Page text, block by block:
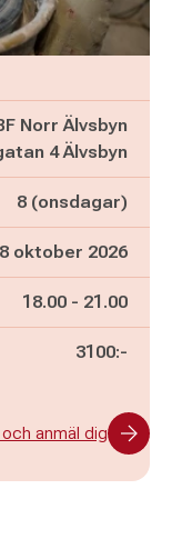
Norr Älvsbyn
4 Älvsbyn
8 (onsdagar)
oktober 2026
Pågår mellan
18.00 - och
21.00
3100:-
anmäl dig